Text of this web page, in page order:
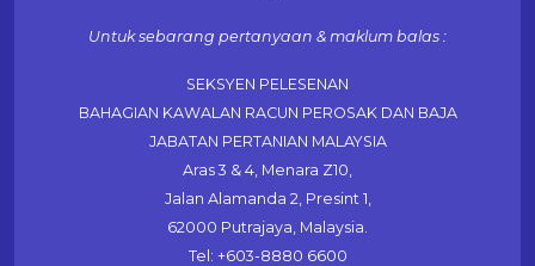
Untuk sebarang pertanyaan & maklum balas :
SEKSYEN PELESENAN
BAHAGIAN KAWALAN RACUN PEROSAK DAN BAJA
JABATAN PERTANIAN MALAYSIA
Aras 3 & 4, Menara Z10,
Jalan Alamanda 2, Presint 1,
62000 Putrajaya, Malaysia.
Tel: +603-8880 6600